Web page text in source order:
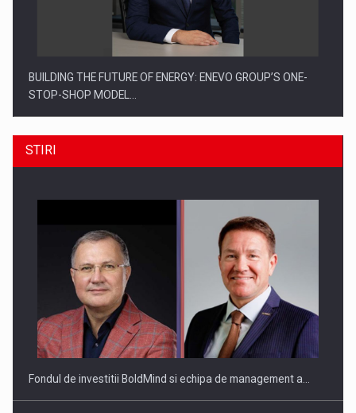
BUILDING THE FUTURE OF ENERGY: ENEVO GROUP’S ONE-
STOP-SHOP MODEL…
ROOTED IN ROMANIA, BUILT TO DELIVER TECHNOLOGY FOR
THE…
STIRI
Fondul de investitii BoldMind si echipa de management a…